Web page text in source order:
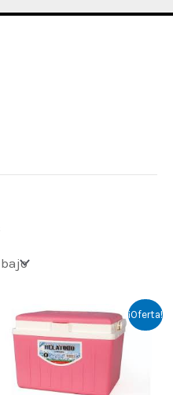
¡Oferta!
Original
price
was:
$24.500.
Current
price
is:
$22.000.